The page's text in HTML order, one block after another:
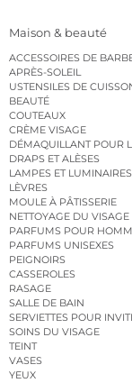
Maison & beauté
ACCESSOIRES DE
APRÈS-SOLEIL
USTENSILES DE
BEAUTÉ
COUTEAUX
CRÈME VISAGE
DÉMAQUILLANT POUR
DRAPS ET ALÈSES
LAMPES ET LUMINAIRES
LÈVRES
MOULE À PÂTISSERIE
NETTOYAGE DU
PARFUMS POUR
PARFUMS UNISEXES
PEIGNOIRS
CASSEROLES
RASAGE
SALLE DE BAIN
SERVIETTES POUR
SOINS DU VISAGE
TEINT
VASES
YEUX